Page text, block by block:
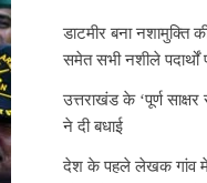
डाटमीर बना नशामुक्ति
समेत सभी नशीले पदार्थों
उत्तराखंड के ‘पूर्ण साक्षर
ने दी बधाई
देश के पहले लेखक गांव में